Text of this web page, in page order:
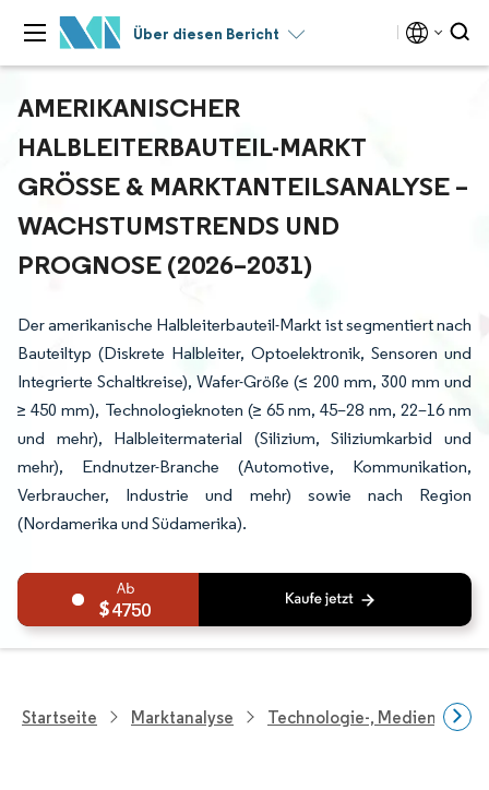
Über diesen Bericht
AMERIKANISCHER
HALBLEITERBAUTEIL-MARKT
GRÖSSE & MARKTANTEILSANALYSE – W
ACHSTUMSTRENDS UND P
ROGNOSE (2026–2031)
Der amerikanische Halbleiterbauteil-Markt ist segmentiert nach
Bauteiltyp (Diskrete Halbleiter, Optoelektronik, Sensoren und
Integrierte Schaltkreise), Wafer-Größe (≤ 200 mm, 300 mm und
≥ 450 mm), Technologieknoten (≥ 65 nm, 45–28 nm, 22–16 nm
und mehr), Halbleitermaterial (Silizium, Siliziumkarbid und
mehr), Endnutzer-Branche (Automotive, Kommunikation,
Verbraucher, Industrie und mehr) sowie nach Region
(Nordamerika und Südamerika).
4750
Startseite Marktanalyse Technologie-, Medien- Und